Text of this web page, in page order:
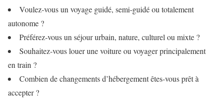
Voulez-vous un voyage guidé, semi-guidé ou totalement
autonome ?
Préférez-vous un séjour urbain, nature, culturel ou mixte ?
Souhaitez-vous louer une voiture ou voyager principalement
en train ?
Combien de changements d’hébergement êtes-vous prêt à
accepter ?